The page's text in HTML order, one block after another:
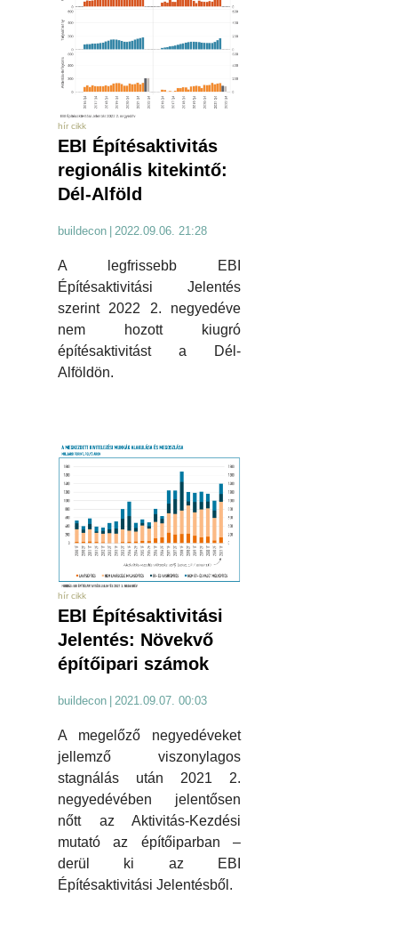
hír cikk
EBI Építésaktivitás
regionális kitekintő:
Dél-Alföld
buildecon 2022.09.06. 21:28
A legfrissebb EBI
Építésaktivitási Jelentés
szerint 2022 2. negyedéve
nem hozott kiugró
építésaktivitást a Dél-
Alföldön.
hír cikk
EBI Építésaktivitási
Jelentés: Növekvő
építőipari számok
buildecon 2021.09.07. 00:03
A megelőző negyedéveket
jellemző viszonylagos
stagnálás után 2021 2.
negyedévében jelentősen
nőtt az Aktivitás-Kezdési
mutató az építőiparban –
derül ki az EBI
Építésaktivitási Jelentésből.